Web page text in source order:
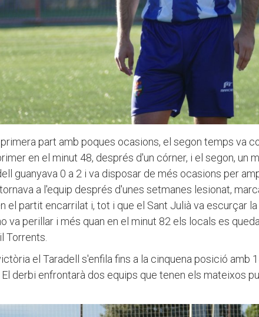
part amb poques ocasions, el segon temps va
en el minut 48, després d'un córner, i el segon, un
guanyava 0 a 2 i va disposar de més ocasions per
a l'equip després d'unes setmanes lesionat,
el partit encarrilat i, tot i que el Sant Julià va escurçar
va perillar i més quan en el minut 82 els locals es
Torrents.
el Taradell s'enfila fins a la cinquena posició amb
El derbi enfrontarà dos equips que tenen els mateixos